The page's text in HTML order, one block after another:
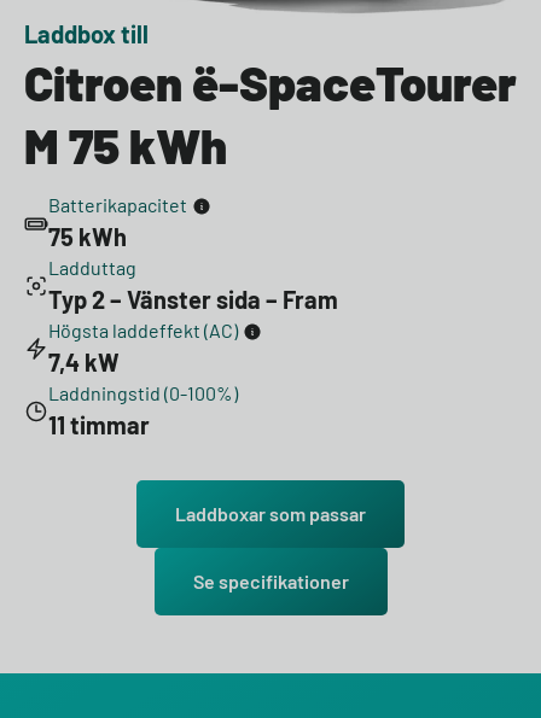
Laddbox till
Citroen ë-SpaceTourer
M 75 kWh
Batterikapacitet
75 kWh
Ladduttag
Typ 2 – Vänster sida – Fram
Högsta laddeffekt (AC)
7,4 kW
Laddningstid (0-100%)
11 timmar
Laddboxar som passar
Se specifikationer